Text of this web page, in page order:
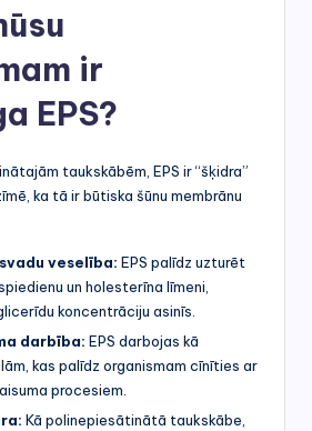
ir
EPS?
taukskābēm, EPS ir “šķidra”
ka tā ir būtiska šūnu membrānu
veselība: EPS palīdz uzturēt
un holesterīna līmeni,
koncentrāciju asinīs.
darbība: EPS darbojas kā
kas palīdz organismam cīnīties ar
procesiem.
Kā polinepiesātinātā taukskābe,